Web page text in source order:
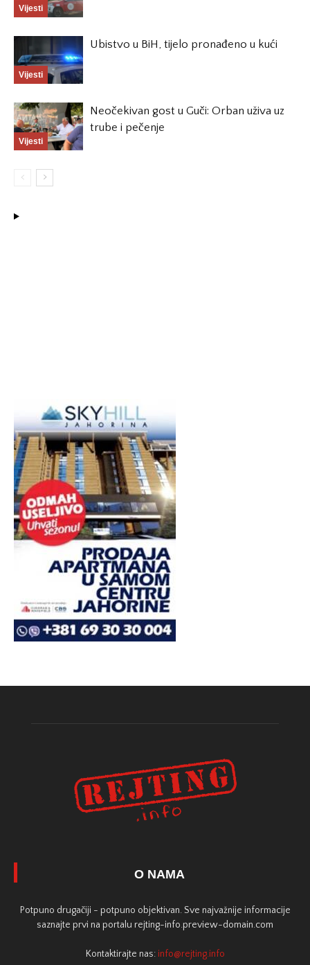
Vijesti
Vijesti
Ubistvo u BiH, tijelo pronađeno u kući
Vijesti
Neočekivan gost u Guči: Orban uživa uz
trube i pečenje
O NAMA
Potpuno drugačiji - potpuno objektivan. Sve najvažnije informacije
saznajte prvi na portalu rejting-info.preview-domain.com
Kontaktirajte nas: info@rejting.info